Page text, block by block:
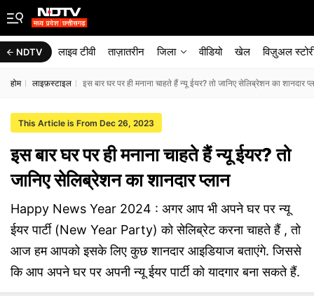
NDTV लाइव टीवी ताज़ातरीन जिला वीडियो खेल विज़ुअल
होम लाइफ़स्टाइल इस बार घर पर ही मनाना चाहते हैं न्यू ईयर? तो जानिए सेलिब्रेशन का शानदार
This Article is From Dec 26, 2023
इस बार घर पर ही मनाना चाहते हैं न्यू ईयर? तो
जानिए सेलिब्रेशन का शानदार प्लान
Happy News Year 2024 : अगर आप भी अपने घर पर न्यू
ईयर पार्टी (New Year Party) को सेलिब्रेट करना चाहते हैं , तो
आज हम आपको इसके लिए कुछ शानदार आइडियाज बताएंगे. जिससे
कि आप अपने घर पर अपनी न्यू ईयर पार्टी को यादगार बना सकते हैं.